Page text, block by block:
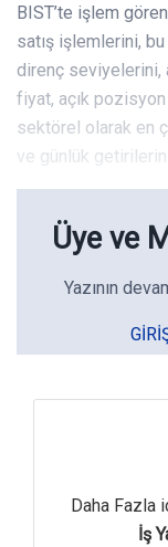
BIST’te işlem
satış işlemlerini,
direnç seviyelerini,
fiyat, açık
sektörel olarak en
ve günlük
Üye ve
Yazının
Daha Fazla
İş